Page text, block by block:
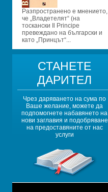
Разпространено е мнението,
че „Владетелят“ (на
тоскански Il Principe
превеждано на български и
като „Принцът“...
СТАНЕТЕ
ДАРИТЕЛ
Чрез даряването на сума по
Ваше желание, можете да
подпомогнете набавянето на
нови заглавия и подобряване
на предоставяните от нас
услуги